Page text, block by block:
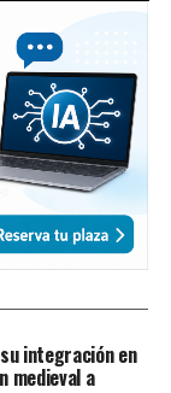
integración en
medieval a